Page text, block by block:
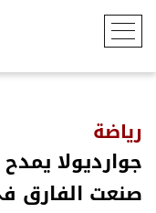
رياضة
جوارديولا
صنعت الفارق